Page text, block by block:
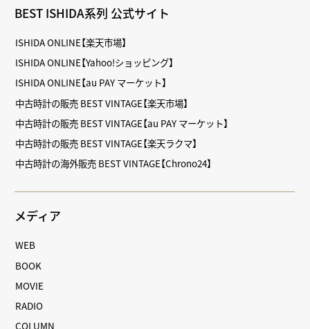
BEST ISHIDA系列 公式サイト
ISHIDA ONLINE【楽天市場】
ISHIDA ONLINE【Yahoo!ショッピング】
ISHIDA ONLINE【au PAY マーケット】
中古時計の販売 BEST VINTAGE【楽天市場】
中古時計の販売 BEST VINTAGE【au PAY マーケット】
中古時計の販売 BEST VINTAGE【楽天ラクマ】
中古時計の海外販売 BEST VINTAGE【Chrono24】
メディア
WEB
BOOK
MOVIE
RADIO
COLUMN